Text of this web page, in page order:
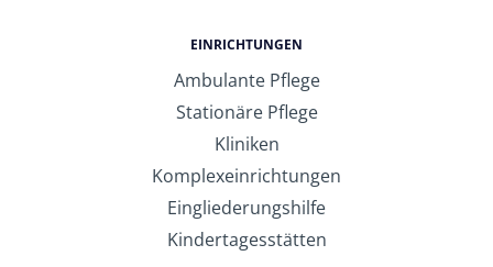
EINRICHTUNGEN
Ambulante Pflege
Stationäre Pflege
Kliniken
Komplexeinrichtungen
Eingliederungshilfe
Kindertagesstätten